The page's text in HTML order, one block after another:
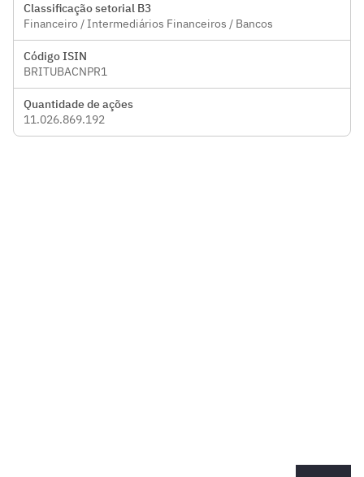
Classificação setorial B3
Financeiro / Intermediários Financeiros / Bancos
Código ISIN
BRITUBACNPR1
Quantidade de ações
11.026.869.192